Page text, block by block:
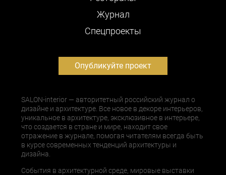
Журнал
Cпецпроекты
Опубликуйте проект
SALON-interior — авторитетный российский журнал о
дизайне и архитектуре. Все новое в декоре интерьеров,
уникальное в архитектуре, эксклюзивное в интерьере,
что создается в стране и мире, находит свое
отражение в журнале, помогая читателям всегда быть
в курсе современных тенденций архитектуры и
дизайна.
События в архитектурной среде, мировые выставки